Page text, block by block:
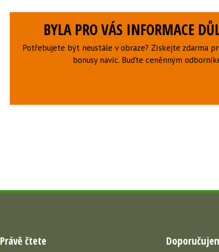
BYLA PRO VÁS INFORMACE
Potřebujete být neustále v obraze? Získejte zdarma
bonusy navíc. Buďte ceněnným
Právě čtete